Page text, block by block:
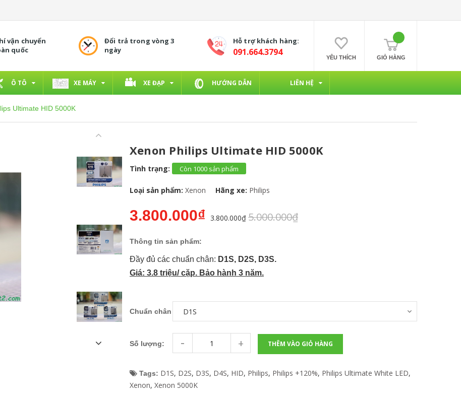
vận chuyển
quốc
Đổi trả trong vòng 3
ngày
Hỗ trợ khách hàng:
091.664.3794 YÊU THÍCH GIỎ HÀNG
Ô TÔ XE MÁY XE ĐẠP HƯỚNG DẪN LIÊN HỆ
Ultimate HID 5000K
Xenon Philips Ultimate HID 5000K
Tình trạng: Còn 1000 sản phẩm
Loại sản phẩm: Xenon Hãng xe: Philips
3.800.000₫ 3.800.000₫ 5.000.000₫
Thông tin sản phẩm:
Đầy đủ các chuẩn chân: D1S, D2S, D3S.
Giá: 3.8 triệu/ cặp. Bảo hành 3 năm.
Chuẩn chân
Số lượng: - + THÊM VÀO GIỎ HÀNG
Tags: D1S, D2S, D3S, D4S, HID, Philips, Philips +120%, Philips Ultimate White LED,
Xenon, Xenon 5000K